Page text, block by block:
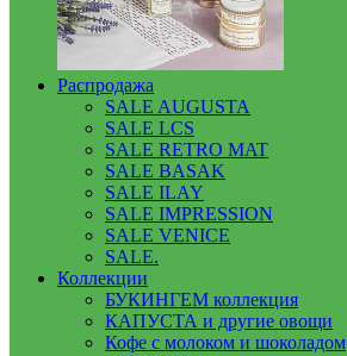
Распродажа
SALE AUGUSTA
SALE LCS
SALE RETRO MAT
SALE BASAK
SALE ILAY
SALE IMPRESSION
SALE VENICE
SALE.
Коллекции
БУКИНГЕМ коллекция
КАПУСТА и другие овощи
Кофе с молоком и шоколадом